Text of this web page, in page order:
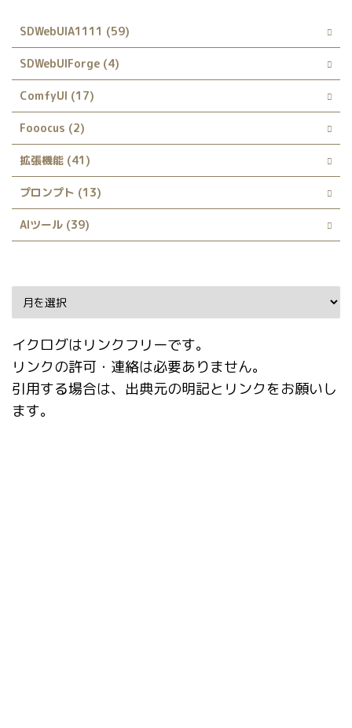
SDWebUIA1111 (59)
SDWebUIForge (4)
ComfyUI (17)
Fooocus (2)
拡張機能 (41)
プロンプト (13)
AIツール (39)
イクログはリンクフリーです。
リンクの許可・連絡は必要ありません。
引用する場合は、出典元の明記とリンクをお願いし
ます。